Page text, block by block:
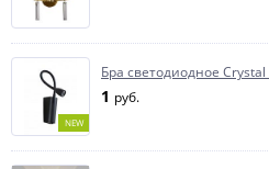
NEW
Бра светодиодное Crystal
1 руб.